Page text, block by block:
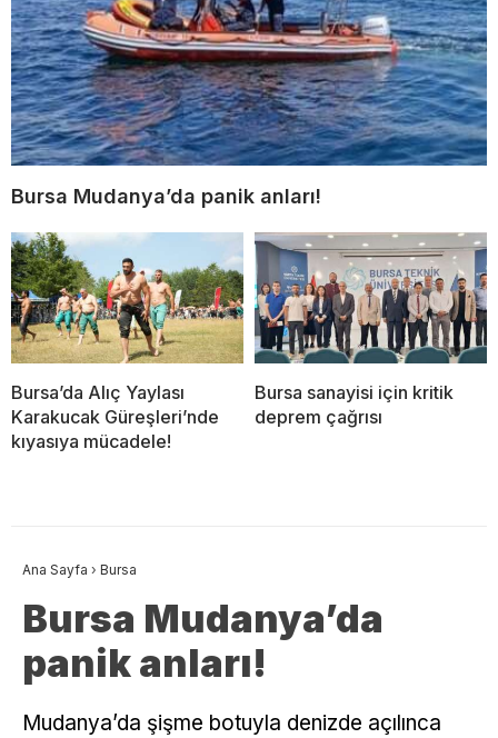
Bursa Mudanya’da panik anları!
Bursa’da Alıç Yaylası
Karakucak Güreşleri’nde
kıyasıya mücadele!
Bursa sanayisi için kritik
deprem çağrısı
Ana Sayfa › Bursa
Bursa Mudanya’da
panik anları!
Mudanya’da şişme botuyla denizde açılınca